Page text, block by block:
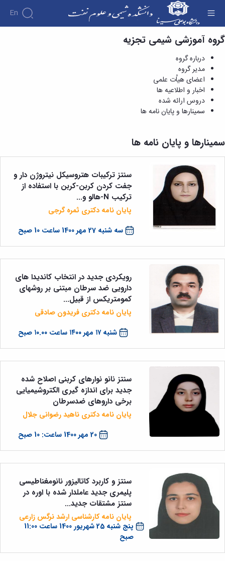
En
سمینارها و پایان نامه ها - دانشکده شیمی و علوم
نفت
گروه آموزشی شیمی تجزیه
درباره گروه
مدیر گروه
اعضای هیاُت علمی
اخبار و اطلاعیه ها
دروس ارائه شده
سمینارها و پایان نامه ها
سمینارها و پایان نامه ها
سه شنبه 27 مهر 1400 ساعت 10 صبح
سنتز ترکیبات هتروسیکل نیتروژن دار و
جفت کردن کربن-کربن با استفاده از
ترکیب N-هالو و...
پایان نامه دکتری ثمره گرجی
شنبه ۱۷ مهر ۱۴۰۰ ساعت ۱۰.۰۰ صبح
رویکردی جدید در انتخاب کاندیدا های
دارویی ضد سرطان مبتنی بر روشهای
کمومتریکس از قبیل...
پایان نامه دکتری فریدون صادقی
20 مهر 1400 ساعت: 10 صبح
سنتز نانو نوارهای کربنی اصلاح شده
جدید برای اندازه گیری الکتروشیمیایی
برخی داروهای ضدسرطان
پایان نامه دکتری ناهید رضوانی جلال
پنج شنبه 25 شهریور 1400 ساعت 11:00
صبح
سنتز و کاربرد کاتالیزور نانومغناطیسی
پلیمری جدید عاملدار شده با اوره در
سنتز مشتقات جدید...
پایان نامه کارشناسی ارشد نرگس زارعی